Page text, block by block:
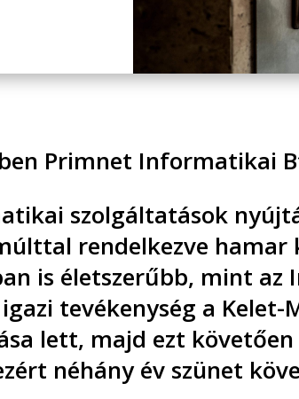
Primnet Informatikai
szolgáltatások
rendelkezve
is életszerűbb, mint
tevékenység a
lett, majd ezt
néhány év szünet